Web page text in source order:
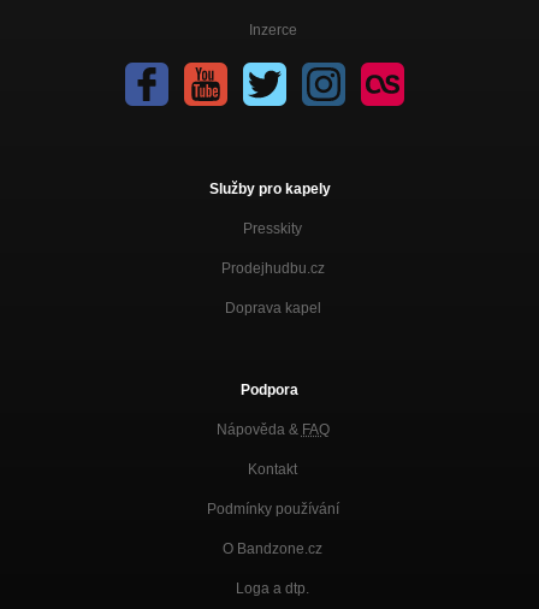
Inzerce
Služby pro kapely
Presskity
Prodejhudbu.cz
Doprava kapel
Podpora
Nápověda & FAQ
Kontakt
Podmínky používání
O Bandzone.cz
Loga a dtp.